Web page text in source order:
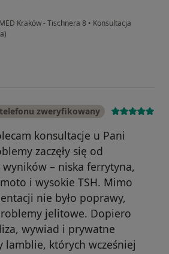
Kraków - Tischnera 8 • Konsultacja
zweryfikowany
konsultacje u Pani
zaczęły się od
wyników – niska ferrytyna,
i wysokie TSH. Mimo
nie było poprawy,
jelitowe. Dopiero
wywiad i prywatne
lamblie, których wcześniej